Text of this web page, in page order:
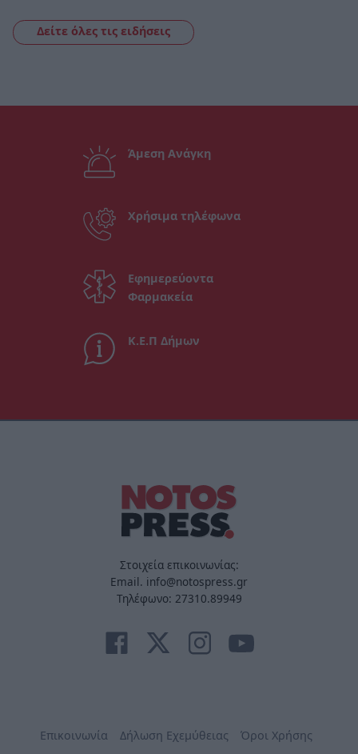
Δείτε όλες τις ειδήσεις
Άμεση Ανάγκη
Χρήσιμα τηλέφωνα
Εφημερεύοντα
Φαρμακεία
Κ.Ε.Π Δήμων
Στοιχεία επικοινωνίας:
Email. info@notospress.gr
Τηλέφωνο: 27310.89949
Επικοινωνία Δήλωση Εχεμύθειας Όροι Χρήσης